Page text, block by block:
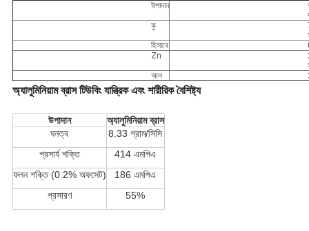
উপাদান
কু
হিসাবে
Zn
আল
অ্যালুমিনিয়াম ব্রাস টিউবিং যান্ত্রিক এবং শারীরিক বৈশিষ্ট্য
উপাদান
অ্যালুমিনিয়াম ব্রাস
ঘনত্ব
8.33 গ্রাম/সিসি
প্রসার্য শক্তি
414 এমপিএ
ফলন শক্তি (0.2% অফসেট)
186 এমপিএ
প্রসারণ
55%